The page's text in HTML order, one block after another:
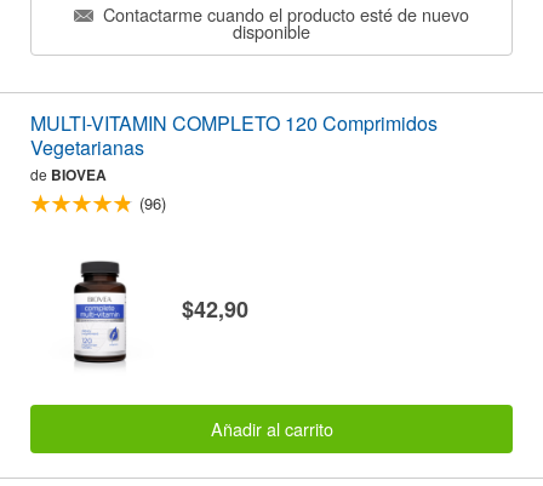
Contactarme cuando el producto esté de nuevo
disponible
MULTI-VITAMIN COMPLETO 120 Comprimidos
Vegetarianas
de BIOVEA
(96)
$42,90
Añadir al carrito